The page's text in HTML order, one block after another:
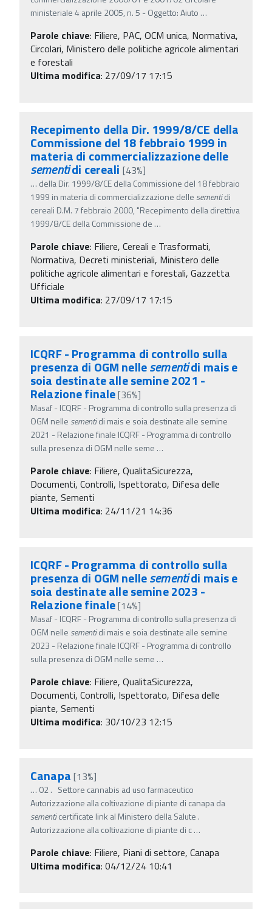
ministeriale 4 aprile 2005, n. 5 - Oggetto: Aiuto …
Parole chiave: Filiere, PAC, OCM unica, Normativa,
Circolari, Ministero delle politiche agricole alimentari
e forestali
Ultima modifica: 27/09/17 17:15
Recepimento della Dir. 1999/8/CE della
Commissione del 18 febbraio 1999 in
materia di commercializzazione delle
sementidi cereali [43%]
… della Dir. 1999/8/CE della Commissione del 18 febbraio
1999 in materia di commercializzazione delle sementidi
cereali D.M. 7 febbraio 2000, "Recepimento della direttiva
1999/8/CE della Commissione de …
Parole chiave: Filiere, Cereali e Trasformati,
Normativa, Decreti ministeriali, Ministero delle
politiche agricole alimentari e forestali, Gazzetta
Ufficiale
Ultima modifica: 27/09/17 17:15
ICQRF - Programma di controllo sulla
presenza di OGM nellesementidi mais e
soia destinate alle semine 2021 -
Relazione finale[36%]
Masaf - ICQRF - Programma di controllo sulla presenza di
OGM nelle sementidi mais e soia destinate alle semine
2021 - Relazione finale ICQRF - Programma di controllo
sulla presenza di OGM nelle seme …
Parole chiave: Filiere, QualitaSicurezza,
Documenti, Controlli, Ispettorato, Difesa delle
piante, Sementi
Ultima modifica: 24/11/21 14:36
ICQRF - Programma di controllo sulla
presenza di OGM nellesementidi mais e
soia destinate alle semine 2023 -
Relazione finale[14%]
Masaf - ICQRF - Programma di controllo sulla presenza di
OGM nelle sementidi mais e soia destinate alle semine
2023 - Relazione finale ICQRF - Programma di controllo
sulla presenza di OGM nelle seme …
Parole chiave: Filiere, QualitaSicurezza,
Documenti, Controlli, Ispettorato, Difesa delle
piante, Sementi
Ultima modifica: 30/10/23 12:15
Canapa [13%]
… 02 . Settore cannabis ad uso farmaceutico
Autorizzazione alla coltivazione di piante di canapa da
sementicertificate link al Ministero della Salute .
Autorizzazione alla coltivazione di piante di c…
Parole chiave: Filiere, Piani di settore, Canapa
Ultima modifica: 04/12/24 10:41